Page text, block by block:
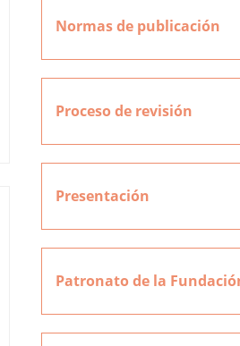
Normas de publicación
Proceso de revisión
Presentación
Patronato de la